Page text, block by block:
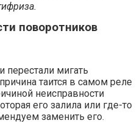
поворотников
мигать
таится в самом реле
неисправности
его залила или где-то
заменить его.